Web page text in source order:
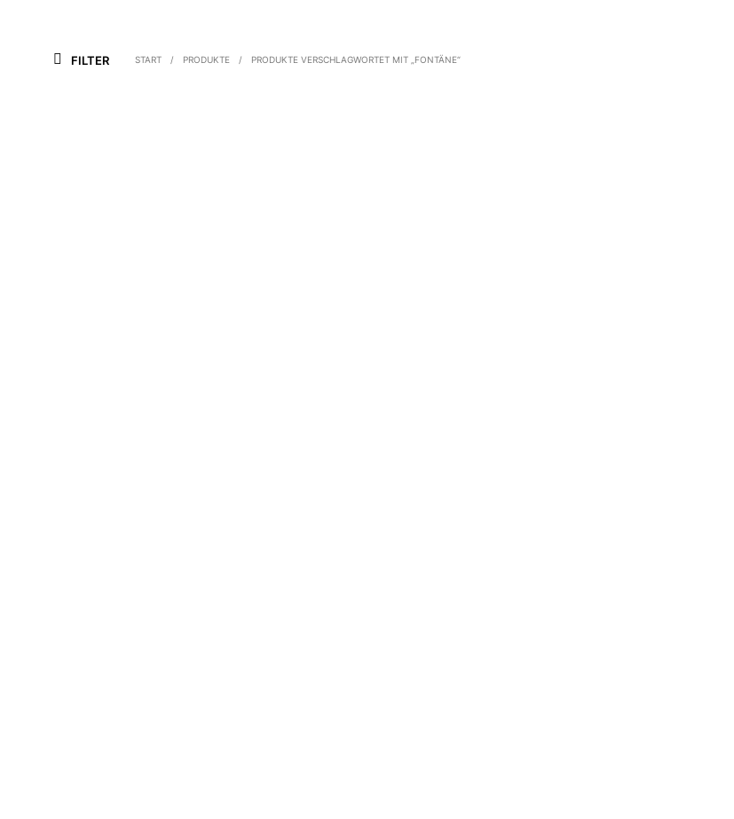
FILTER START / PRODUKTE / PRODUKTE VERSCHLAGWORTET MIT „FONTÄNE“